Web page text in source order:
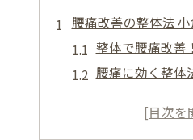
腰痛改善の整体法
整体で腰痛改善
腰痛に効く整体
生活習慣から見